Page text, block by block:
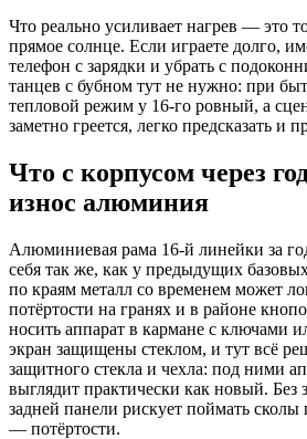
Что реально усиливает нагрев — это
прямое солнце. Если играете долго,
телефон с зарядки и убрать с
танцев с бубном тут не нужно: при
тепловой режим у 16-го ровный, а
заметно греется, легко предсказать и
Что с корпусом через
износ алюминия
Алюминиевая рама 16-й линейки за
себя так же, как у предыдущих
по краям металл со временем может
потёртости на гранях и в районе
носить аппарат в кармане с ключами
экран защищены стеклом, и тут всё
защитного стекла и чехла: под ними
выглядит практически как новый. Без
задней панели рискует поймать
— потёртости.